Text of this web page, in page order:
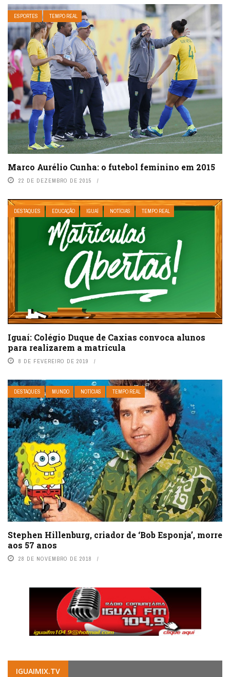
ESPORTES TEMPO REAL
Marco Aurélio Cunha: o futebol feminino em 2015
22 DE DEZEMBRO DE 2015
DESTAQUES EDUCAÇÃO IGUAÍ NOTÍCIAS TEMPO REAL
Iguaí: Colégio Duque de Caxias convoca alunos
para realizarem a matrícula
8 DE FEVEREIRO DE 2019
DESTAQUES MUNDO NOTÍCIAS TEMPO REAL
Stephen Hillenburg, criador de ‘Bob Esponja’, morre
aos 57 anos
28 DE NOVEMBRO DE 2018
IGUAIMIX.TV